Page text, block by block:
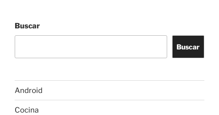
Buscar
Buscar
Android
Cocina